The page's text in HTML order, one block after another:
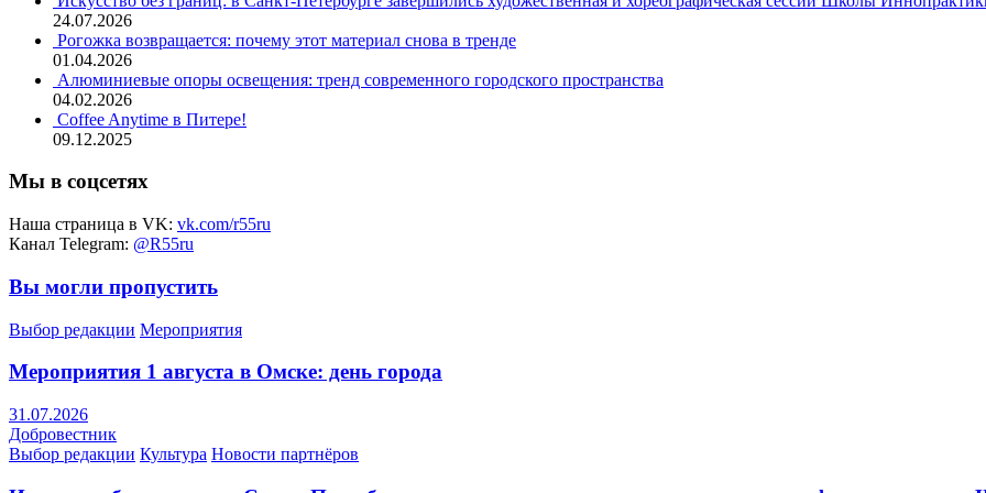
24.07.2026
Рогожка возвращается: почему этот материал снова в тренде
01.04.2026
Алюминиевые опоры освещения: тренд современного городского пространства
04.02.2026
Coffee Anytime в Питере!
09.12.2025
Мы в соцсетях
Наша страница в VK: vk.com/r55ru
Канал Telegram: @R55ru
Вы могли пропустить
Выбор редакции Мероприятия
Мероприятия 1 августа в Омске: день города
31.07.2026
Добровестник
Выбор редакции Культура Новости партнёров